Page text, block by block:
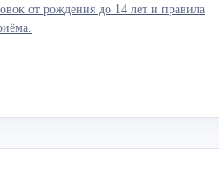
от рождения до 14 лет и правила